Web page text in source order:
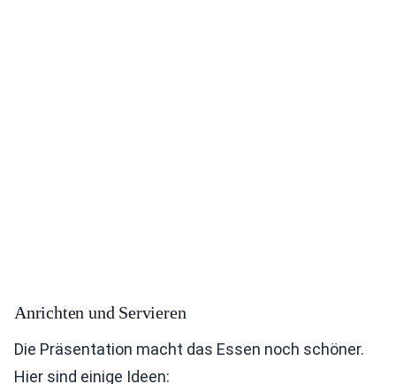
Anrichten und Servieren
Die Präsentation macht das Essen noch schöner.
Hier sind einige Ideen: